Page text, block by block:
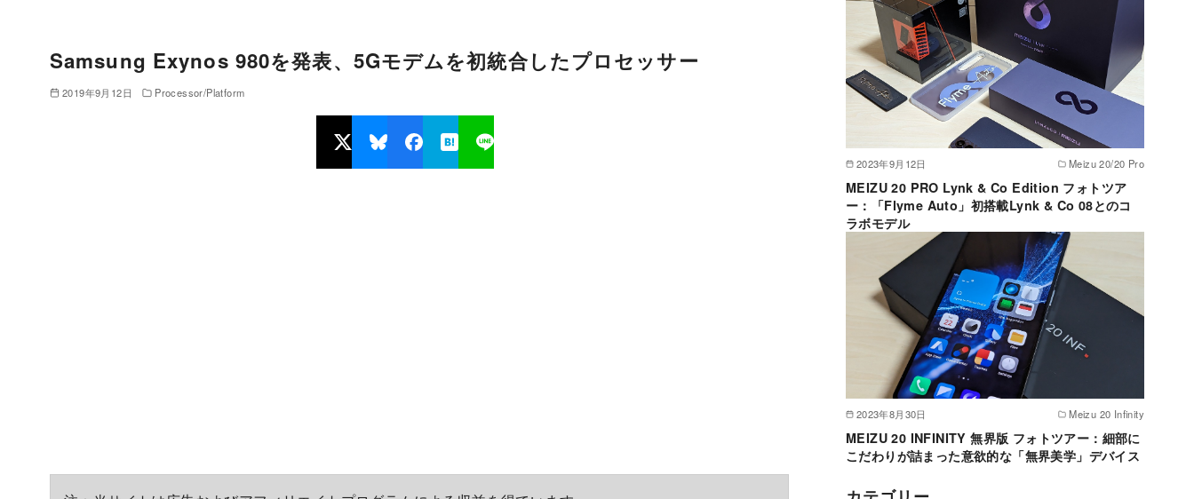
Samsung Exynos 980を発表、5Gモデムを初統合したプロセッサー
2019年9月12日 Processor/Platform
2023年9月12日 Meizu 20/20 Pro
MEIZU 20 PRO Lynk & Co Edition フォトツア
ー：「Flyme Auto」初搭載Lynk & Co 08とのコ
ラボモデル
2023年8月30日 Meizu 20 Infinity
MEIZU 20 INFINITY 無界版 フォトツアー：細部に
こだわりが詰まった意欲的な「無界美学」デバイス